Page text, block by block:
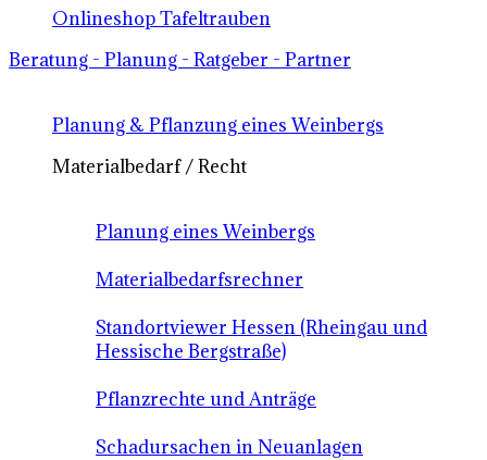
Onlineshop Tafeltrauben
Beratung - Planung - Ratgeber - Partner
Planung & Pflanzung eines Weinbergs
Materialbedarf / Recht
Planung eines Weinbergs
Materialbedarfsrechner
Standortviewer Hessen (Rheingau und
Hessische Bergstraße)
Pflanzrechte und Anträge
Schadursachen in Neuanlagen